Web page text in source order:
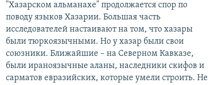
"Хазарском альманахе" продолжается спор по
поводу языков Хазарии. Большая часть
исследователей настаивают на том, что хазары
были тюркоязычными. Но у хазар были свои
союзники. Ближайшие – на Северном Кавказе,
были ираноязычные аланы, наследники скифов и
сарматов евразийских, которые умели строить. Не